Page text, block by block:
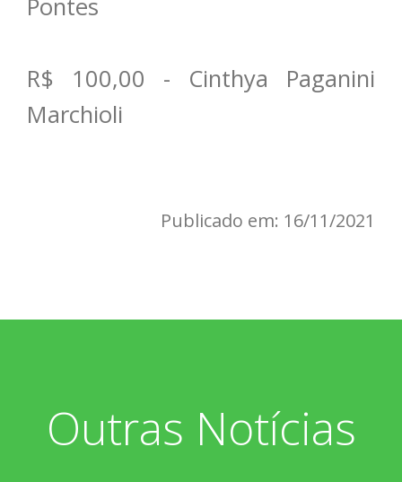
Pontes
R$ 100,00 - Cinthya Paganini
Marchioli
Publicado em: 16/11/2021
Outras Notícias